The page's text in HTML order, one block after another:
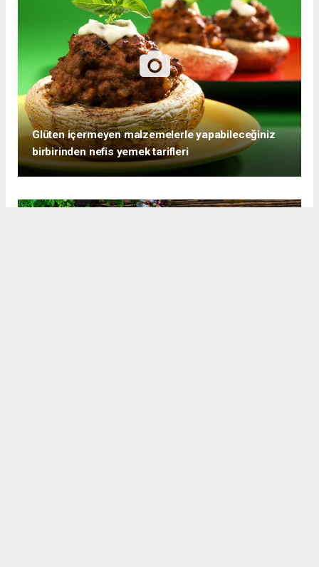
Glüten içermeyen malzemelerle yapabileceğiniz
birbirinden nefis yemek tarifleri